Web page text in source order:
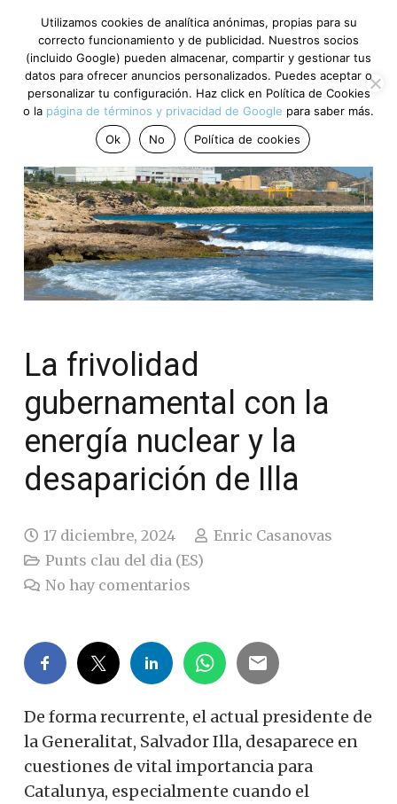
La frivolidad
gubernamental con la
energía nuclear y la
desaparición de Illa
17 diciembre, 2024
Enric Casanovas
Punts clau del dia (ES)
No hay comentarios
De forma recurrente, el actual presidente de
la Generalitat, Salvador Illa, desaparece en
cuestiones de vital importancia para
Catalunya, especialmente cuando el
Utilizamos cookies de analítica anónimas, propias para su
correcto funcionamiento y de publicidad. Nuestros socios
(incluido Google) pueden almacenar, compartir y gestionar tus
datos para ofrecer anuncios personalizados. Puedes aceptar o
personalizar tu configuración. Haz click en Política de Cookies
o la página de términos y privacidad de Google para saber más.
Ok
No Política de cookies